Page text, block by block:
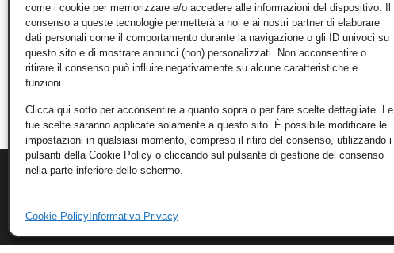
come i cookie per memorizzare e/o accedere alle informazioni del dispositivo. Il
consenso a queste tecnologie permetterà a noi e ai nostri partner di elaborare
dati personali come il comportamento durante la navigazione o gli ID univoci su
questo sito e di mostrare annunci (non) personalizzati. Non acconsentire o
ritirare il consenso può influire negativamente su alcune caratteristiche e
funzioni.
Clicca qui sotto per acconsentire a quanto sopra o per fare scelte dettagliate. Le
tue scelte saranno applicate solamente a questo sito. È possibile modificare le
impostazioni in qualsiasi momento, compreso il ritiro del consenso, utilizzando i
pulsanti della Cookie Policy o cliccando sul pulsante di gestione del consenso
nella parte inferiore dello schermo.
Cookie Policy Informativa Privacy